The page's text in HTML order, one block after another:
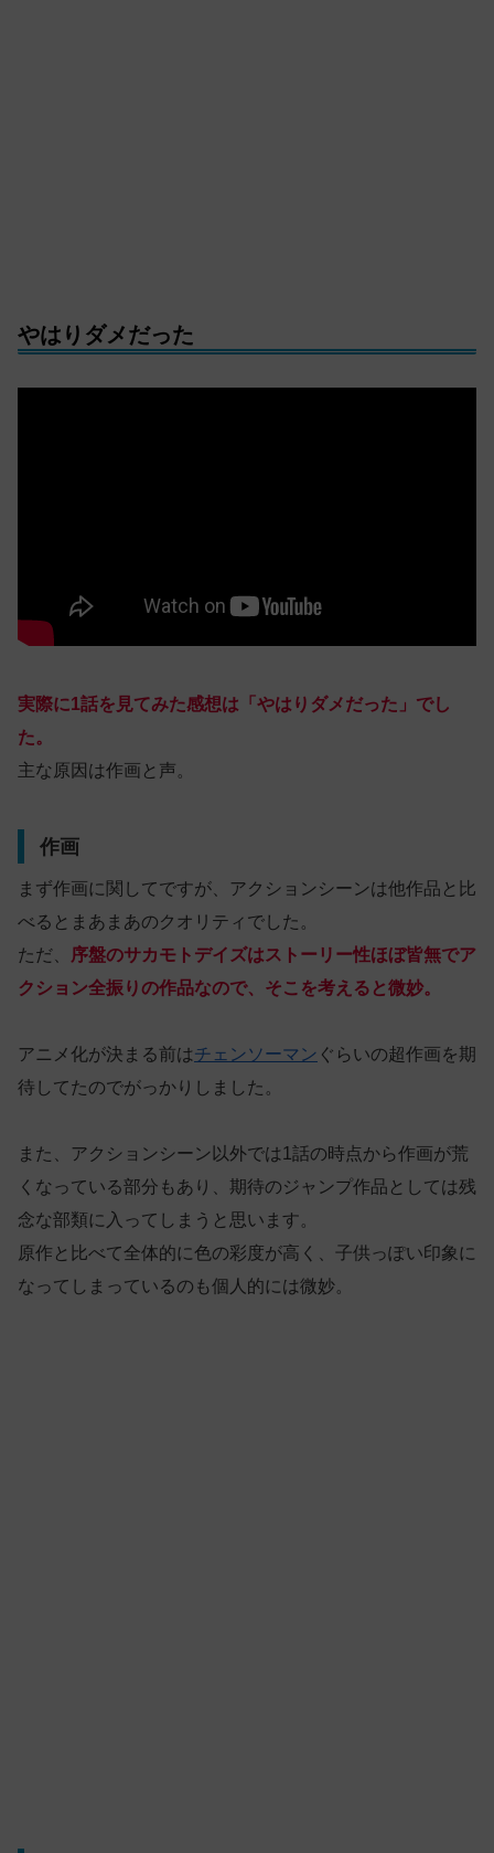
やはりダメだった
実際に1話を見てみた感想は「やはりダメだった」でし
た。
主な原因は作画と声。
作画
まず作画に関してですが、アクションシーンは他作品と比
べるとまあまあのクオリティでした。
ただ、
序盤のサカモトデイズはストーリー性ほぼ皆無でア
クション全振りの作品なので、そこを考えると微妙。
アニメ化が決まる前はチェンソーマン ぐらいの超作画を期
待してたのでがっかりしました。
また、アクションシーン以外では1話の時点から作画が荒
くなっている部分もあり、期待のジャンプ作品としては残
念な部類に入ってしまうと思います。
原作と比べて全体的に色の彩度が高く、子供っぽい印象に
なってしまっているのも個人的には微妙。